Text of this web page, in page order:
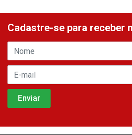
Cadastre-se para receber